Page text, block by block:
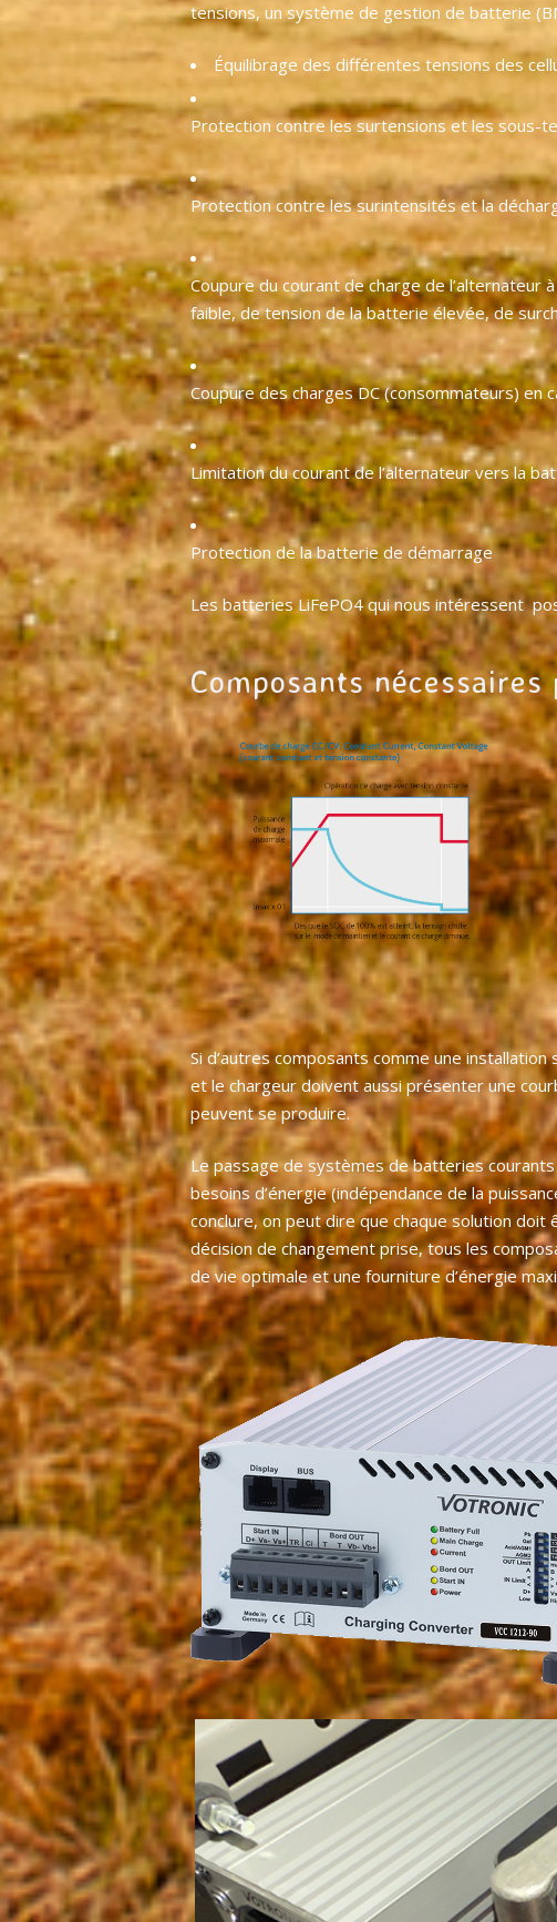
tensions, un système de gestion de batterie
Équilibrage des différentes tensions des
Protection contre les surtensions et les sous-
Protection contre les surintensités et la
Coupure du courant de charge de
faible, de tension de la batterie élevée, de
Coupure des charges DC (consommateurs)
Limitation du courant de l’alternateur vers la
Protection de la batterie de démarrage
Les batteries LiFePO4 qui nous intéressent
Composants
Si d’autres composants comme une
et le chargeur doivent aussi présenter une
peuvent se produire.
Le passage de systèmes de batteries
besoins d’énergie (indépendance de la
conclure, on peut dire que chaque solution
décision de changement prise, tous les
de vie optimale et une fourniture d’énergie